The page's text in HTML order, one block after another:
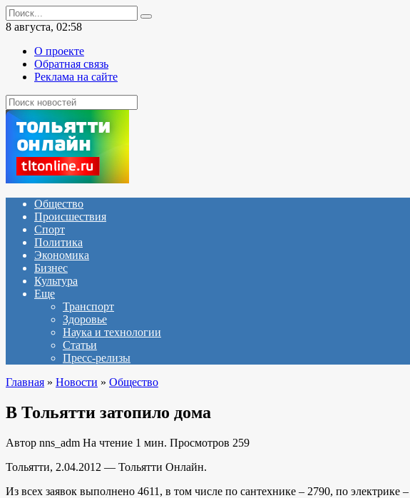
Перейти
к
содержанию
Search
for:
8 августа, 02:58
О проекте
Обратная связь
Реклама на сайте
Общество
Происшествия
Спорт
Политика
Экономика
Бизнес
Культура
Еще
Транспорт
Здоровье
Наука и технологии
Статьи
Пресс-релизы
Главная » Новости » Общество
В Тольятти затопило дома
Автор nns_adm На чтение 1 мин. Просмотров 259
Тольятти, 2.04.2012 — Тольятти Онлайн.
Из всех заявок выполнено 4611, в том числе по сантехнике – 2790, по